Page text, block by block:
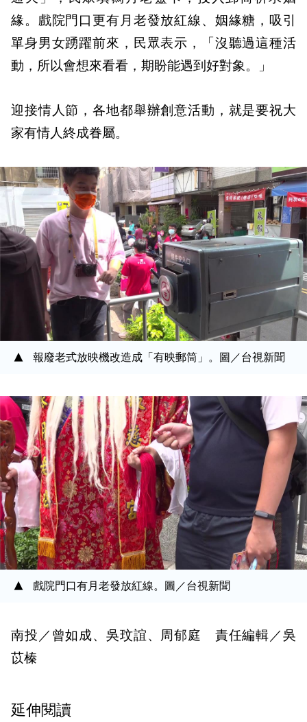
緣。戲院門口更有月老發放紅線、姻緣糖，吸引
單身男女踴躍前來，民眾表示，「沒聽過這種活
動，所以會想來看看，期盼能遇到好對象。」
迎接情人節，各地都舉辦創意活動，就是要祝大
家有情人終成眷屬。
報廢老式放映機改造成「有映郵筒」。圖／台視新聞
戲院門口有月老發放紅線。圖／台視新聞
南投／曾如成、吳玟誼、周郁庭 責任編輯／吳
苡榛
延伸閱讀